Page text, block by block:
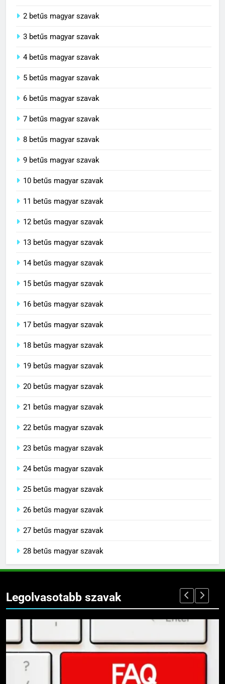
2 betűs magyar szavak
3 betűs magyar szavak
4 betűs magyar szavak
5 betűs magyar szavak
6 betűs magyar szavak
7 betűs magyar szavak
8 betűs magyar szavak
9 betűs magyar szavak
10 betűs magyar szavak
11 betűs magyar szavak
12 betűs magyar szavak
13 betűs magyar szavak
14 betűs magyar szavak
15 betűs magyar szavak
16 betűs magyar szavak
17 betűs magyar szavak
18 betűs magyar szavak
19 betűs magyar szavak
20 betűs magyar szavak
21 betűs magyar szavak
22 betűs magyar szavak
23 betűs magyar szavak
24 betűs magyar szavak
25 betűs magyar szavak
26 betűs magyar szavak
27 betűs magyar szavak
28 betűs magyar szavak
Legolvasotabb szavak